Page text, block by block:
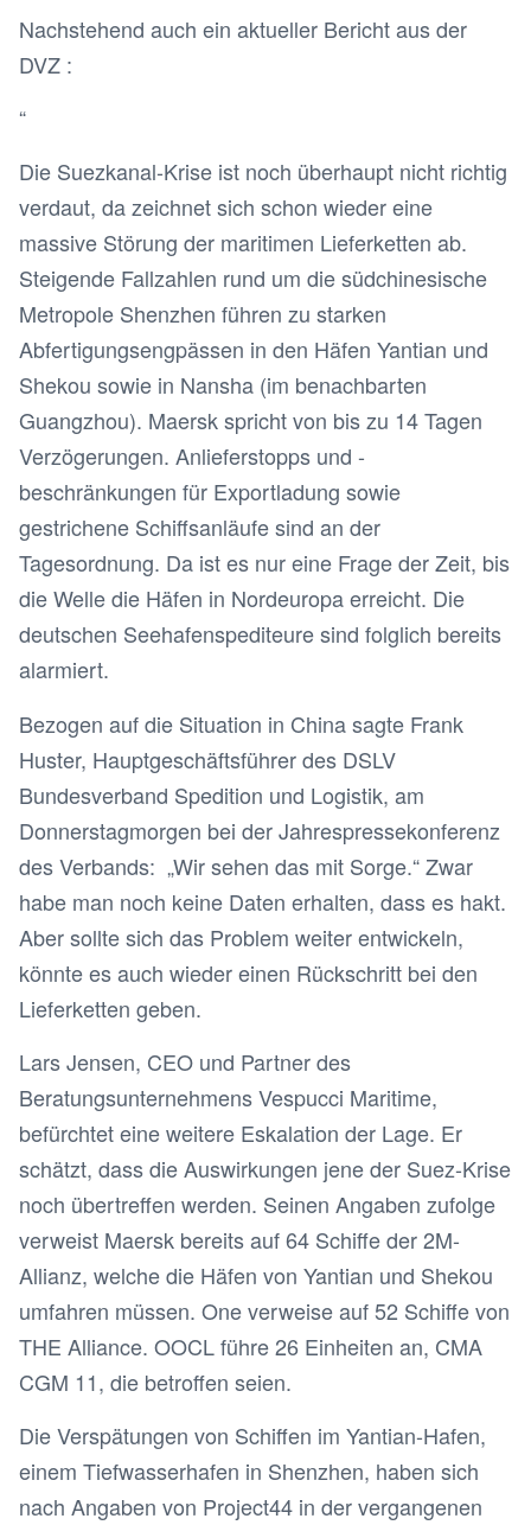
Nachstehend auch ein aktueller Bericht aus der
DVZ :
“
Die Suezkanal-Krise ist noch überhaupt nicht richtig
verdaut, da zeichnet sich schon wieder eine
massive Störung der maritimen Lieferketten ab.
Steigende Fallzahlen rund um die südchinesische
Metropole Shenzhen führen zu starken
Abfertigungsengpässen in den Häfen Yantian und
Shekou sowie in Nansha (im benachbarten
Guangzhou). Maersk spricht von bis zu 14 Tagen
Verzögerungen. Anlieferstopps und -
beschränkungen für Exportladung sowie
gestrichene Schiffsanläufe sind an der
Tagesordnung. Da ist es nur eine Frage der Zeit, bis
die Welle die Häfen in Nordeuropa erreicht. Die
deutschen Seehafenspediteure sind folglich bereits
alarmiert.
Bezogen auf die Situation in China sagte Frank
Huster, Hauptgeschäftsführer des DSLV
Bundesverband Spedition und Logistik, am
Donnerstagmorgen bei der Jahrespressekonferenz
des Verbands: „Wir sehen das mit Sorge.“ Zwar
habe man noch keine Daten erhalten, dass es hakt.
Aber sollte sich das Problem weiter entwickeln,
könnte es auch wieder einen Rückschritt bei den
Lieferketten geben.
Lars Jensen, CEO und Partner des
Beratungsunternehmens Vespucci Maritime,
befürchtet eine weitere Eskalation der Lage. Er
schätzt, dass die Auswirkungen jene der Suez-Krise
noch übertreffen werden. Seinen Angaben zufolge
verweist Maersk bereits auf 64 Schiffe der 2M-
Allianz, welche die Häfen von Yantian und Shekou
umfahren müssen. One verweise auf 52 Schiffe von
THE Alliance. OOCL führe 26 Einheiten an, CMA
CGM 11, die betroffen seien.
Die Verspätungen von Schiffen im Yantian-Hafen,
einem Tiefwasserhafen in Shenzhen, haben sich
nach Angaben von Project44 in der vergangenen